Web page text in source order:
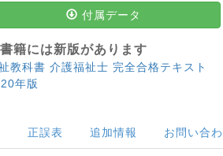
付属データ
籍には新版があります
教科書 介護福祉士 完全合格テキスト
年版
正誤表 追加情報 お問い合